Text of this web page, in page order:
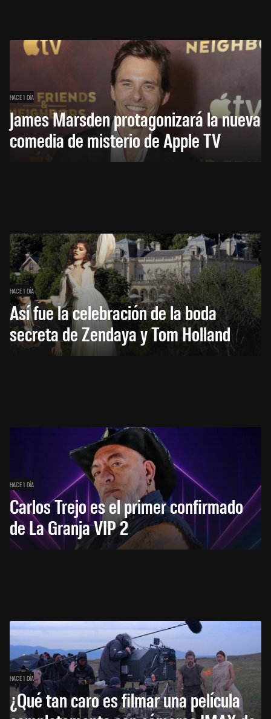
HACE 1 DÍA
James Marsden protagonizará la nueva
comedia de misterio de Apple TV
HACE 1 DÍA
Así fue la celebración de la boda
secreta de Zendaya y Tom Holland
HACE 1 DÍA
Carlos Trejo es el primer confirmado
de La Granja VIP 2
HACE 1 DÍA
¿Qué tan caro es filmar una película